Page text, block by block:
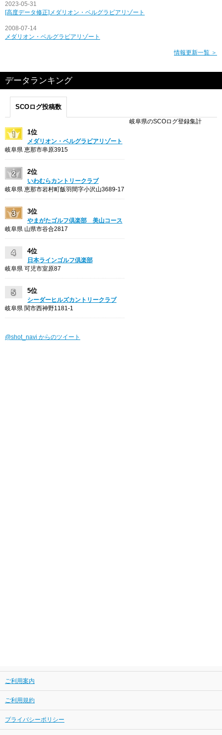
2023-05-31
[高度データ修正]メダリオン・ベルグラビアリゾート
2008-07-14
メダリオン・ベルグラビアリゾート
情報更新一覧 ＞
データランキング
SCOログ投稿数
岐阜県のSCOログ登録集計
1位
メダリオン・ベルグラビアリゾート
岐阜県 恵那市串原3915
2位
いわむらカントリークラブ
岐阜県 恵那市岩村町飯羽間字小沢山3689-17
3位
やまがたゴルフ倶楽部 美山コース
岐阜県 山県市谷合2817
4位
日本ラインゴルフ倶楽部
岐阜県 可児市室原87
5位
シーダーヒルズカントリークラブ
岐阜県 関市西神野1181-1
@shot_navi からのツイート
ご利用案内
ご利用規約
プライバシーポリシー